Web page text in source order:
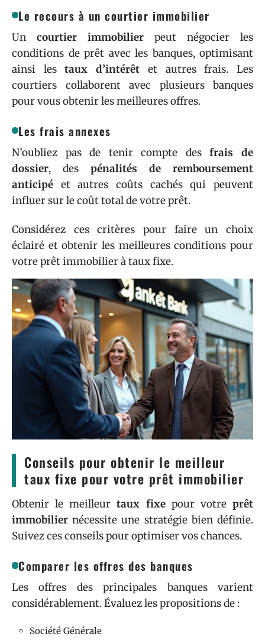
Le recours à un courtier immobilier
Un courtier immobilier peut négocier les
conditions de prêt avec les banques, optimisant
ainsi lestaux d’intérêt et autres frais. Les
courtiers collaborent avec plusieurs banques
pour vous obtenir les meilleures offres.
Les frais annexes
N’oubliez pas de tenir compte desfrais de
dossier, des pénalités de remboursement
anticipé et autres coûts cachés qui peuvent
influer sur le coût total de votre prêt.
Considérez ces critères pour faire un choix
éclairé et obtenir les meilleures conditions pour
votre prêt immobilier à taux fixe.
Conseils pour obtenir le meilleur
taux fixe pour votre prêt immobilier
Obtenir le meilleurtaux fixepour votreprêt
immobilier nécessite une stratégie bien définie.
Suivez ces conseils pour optimiser vos chances.
Comparer les offres des banques
Les offres des principales banques varient
considérablement. Évaluez les propositions de :
Société Générale